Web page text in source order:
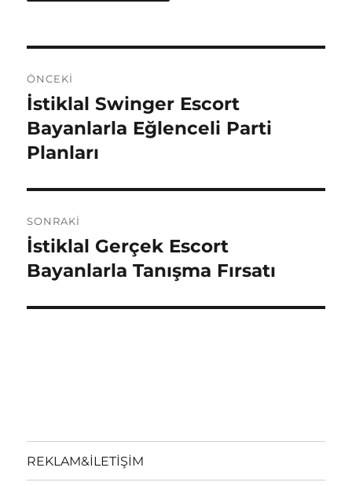
gezinmesi
ÖNCEKI
Önceki
yazı:
İstiklal Swinger Escort
Bayanlarla Eğlenceli Parti
Planları
SONRAKI
Sonraki
yazı:
İstiklal Gerçek Escort
Bayanlarla Tanışma Fırsatı
REKLAM&İLETİŞİM